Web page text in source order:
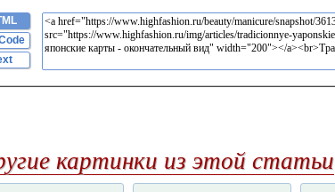
картинки из этой статьи